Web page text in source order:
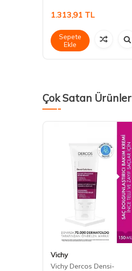
1.313,91 TL
Sepete
Ekle
Çok Satan Ürünler
Vichy
Vichy Dercos Densi-